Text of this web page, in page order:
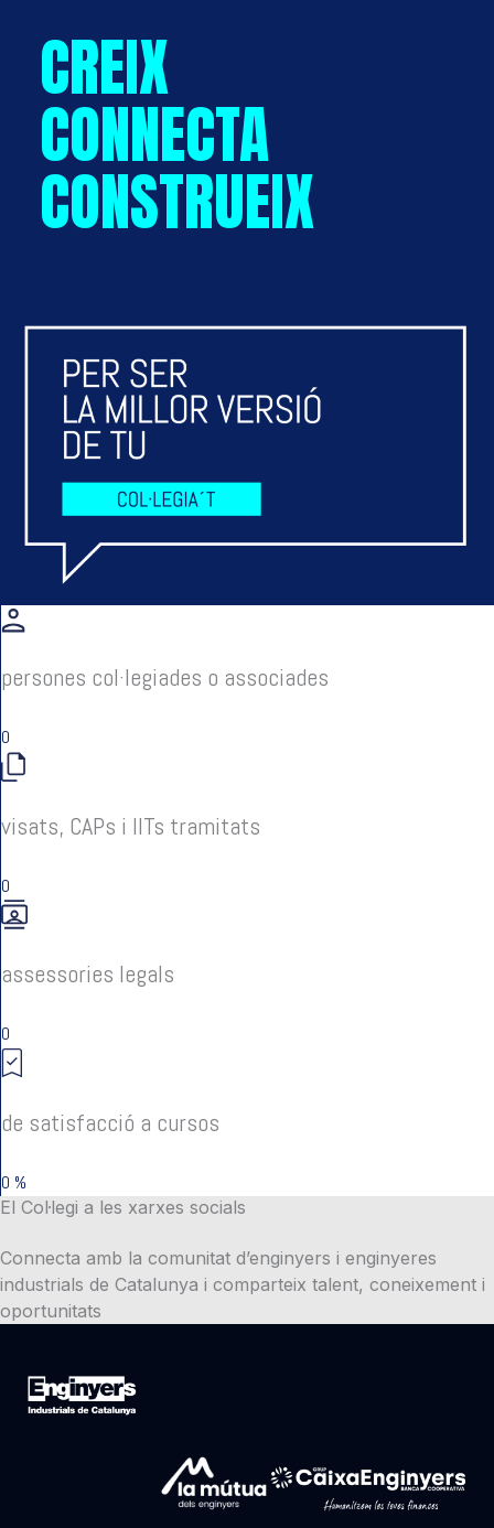
CREIX
CONNECTA
CONSTRUEIX
persones col·legiades o associades
0
visats, CAPs i IITs tramitats
0
assessories legals
0
de satisfacció a cursos
0 %
El Col·legi a les xarxes socials
Connecta amb la comunitat d’enginyers i enginyeres
industrials de Catalunya i comparteix talent, coneixement i
oportunitats